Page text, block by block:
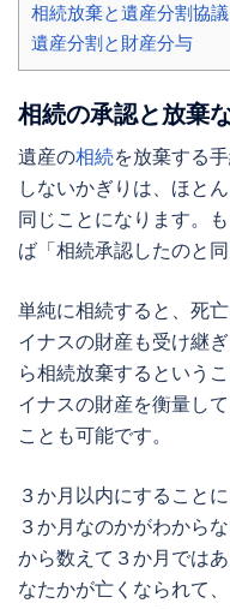
相続放棄と遺産分割協議
遺産分割と財産分与
相続の承認と放棄
遺産の相続を放棄する
しないかぎりは、ほと
同じことになります。
ば「相続承認したのと
単純に相続すると、死
イナスの財産も受け継
ら相続放棄するという
イナスの財産を衡量し
ことも可能です。
３か月以内にすること
３か月なのかがわから
から数えて３か月では
なたかが亡くなられて